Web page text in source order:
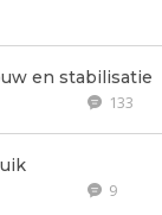
en stabilisatie
133
9